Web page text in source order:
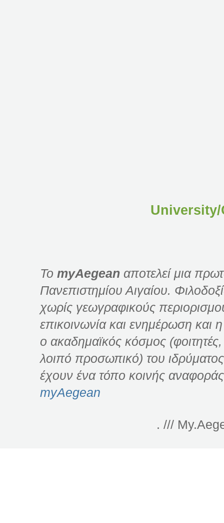
University/
Το myAegean αποτελεί μια
Πανεπιστημίου Αιγαίου.
χωρίς γεωγραφικούς
επικοινωνία και ενημέρωση και
ο ακαδημαϊκός κόσμος (φοιτητές,
λοιπό προσωπικό) του
έχουν ένα τόπο κοινής
myAegean
. ///